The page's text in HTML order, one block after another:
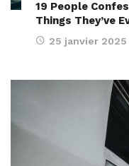
19 People
Things They’ve
25 janvier 2025